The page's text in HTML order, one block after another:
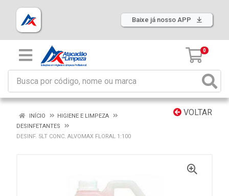
Baixe já nosso APP
0
VOLTAR
INÍCIO
HIGIENE E LIMPEZA
DESINFETANTES
DESINF. 5LT CONC. ALVOMAX FLORAL 1:100